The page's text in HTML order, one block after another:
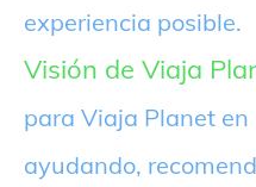
experiencia posible.
Visión de Viaja
para Viaja Planet
ayudando,